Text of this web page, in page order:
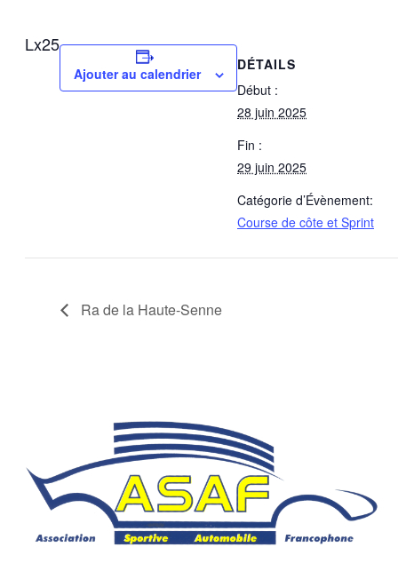
Lx25
Ajouter au calendrier
DÉTAILS
Début :
28 juin 2025
Fin :
29 juin 2025
Catégorie d’Évènement:
Course de côte et Sprint
Ra de la Haute-Senne